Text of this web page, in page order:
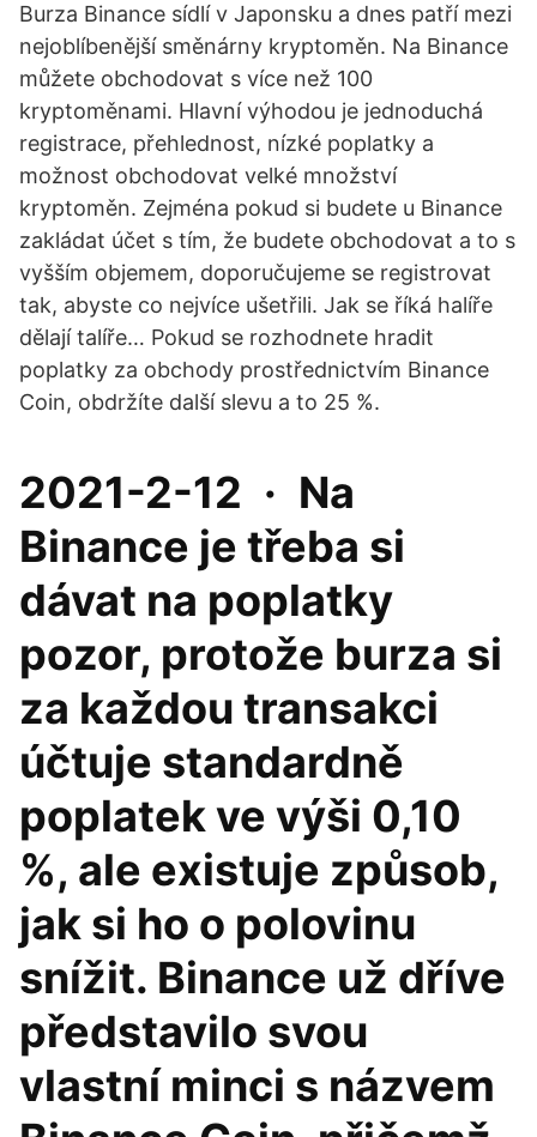
Burza Binance sídlí v Japonsku a dnes patří mezi
nejoblíbenější směnárny kryptoměn. Na Binance
můžete obchodovat s více než 100
kryptoměnami. Hlavní výhodou je jednoduchá
registrace, přehlednost, nízké poplatky a
možnost obchodovat velké množství
kryptoměn. Zejména pokud si budete u Binance
zakládat účet s tím, že budete obchodovat a to s
vyšším objemem, doporučujeme se registrovat
tak, abyste co nejvíce ušetřili. Jak se říká halíře
dělají talíře… Pokud se rozhodnete hradit
poplatky za obchody prostřednictvím Binance
Coin, obdržíte další slevu a to 25 %.
2021-2-12 · Na
Binance je třeba si
dávat na poplatky
pozor, protože burza si
za každou transakci
účtuje standardně
poplatek ve výši 0,10
%, ale existuje způsob,
jak si ho o polovinu
snížit. Binance už dříve
představilo svou
vlastní minci s názvem